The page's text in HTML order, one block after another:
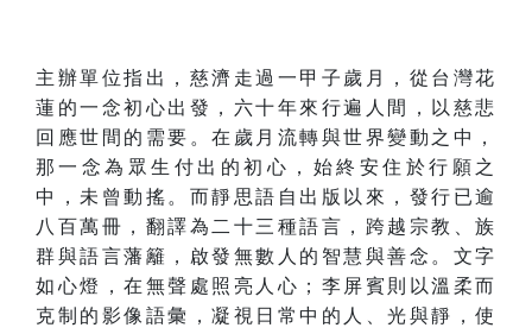
主辦單位指出，慈濟走過一甲子歲月，從台灣花
蓮的一念初心出發，六十年來行遍人間，以慈悲
回應世間的需要。在歲月流轉與世界變動之中，
那一念為眾生付出的初心，始終安住於行願之
中，未曾動搖。而靜思語自出版以來，發行已逾
八百萬冊，翻譯為二十三種語言，跨越宗教、族
群與語言藩籬，啟發無數人的智慧與善念。文字
如心燈，在無聲處照亮人心；李屏賓則以溫柔而
克制的影像語彙，凝視日常中的人、光與靜，使